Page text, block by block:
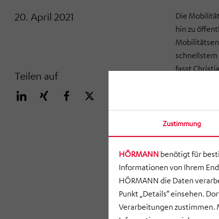
Zustimmung
HÖRMANN benötigt für
Informationen von Ihrem
HÖRMANN die Daten
Punkt „Details“ einsehen.
Verarbeitungen zustimmen.
20. April 2021
Teilen auf
Die
hin zu
schnellstem
fasst
Die
zentralen
profitieren
Flexibilität.
Unsere
von